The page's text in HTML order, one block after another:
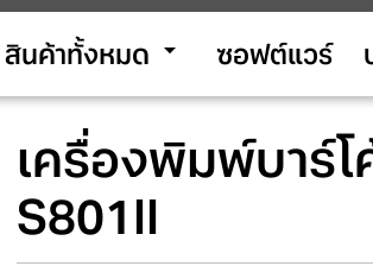
สินค้าทั้งหมด arrow_drop_down ซอฟต์แวร์
เครื่องพิมพ์บาร์โ
S801II